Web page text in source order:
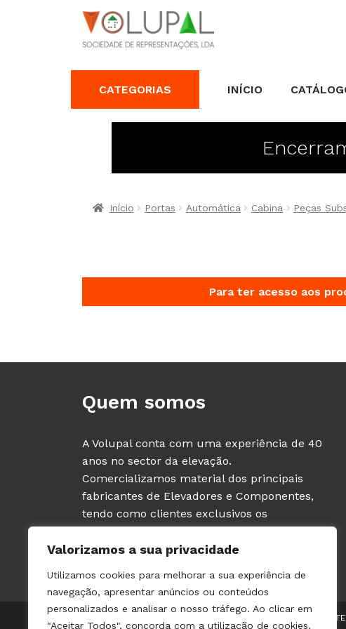
Valorizamos a sua privacidade
Utilizamos cookies para melhorar a sua experiência de
navegação, apresentar anúncios ou conteúdos
personalizados e analisar o nosso tráfego. Ao clicar em
"Aceitar Todos", concorda com a utilização de cookies.
CATEGORIAS INÍCIO
Início Portas Automática Cabina Peças
Para ter acesso aos
Quem somos
A Volupal conta com uma experiência de 40
anos no sector da elevação.
Comercializamos material dos principais
fabricantes de Elevadores e Componentes,
tendo como clientes exclusivos os
PROFISSIONAIS deste sector (fabricantes e
instaladores de ascensores).
© 2021 VOLUPAL | TODOS OS DIREITOS RESERVADOS |